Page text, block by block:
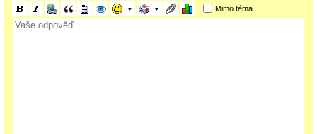
Mimo téma